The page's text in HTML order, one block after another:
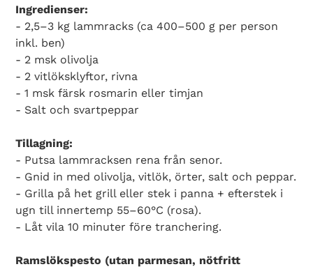
Ingredienser:
- 2,5–3 kg lammracks (ca 400–500 g per person
inkl. ben)
- 2 msk olivolja
- 2 vitlöksklyftor, rivna
- 1 msk färsk rosmarin eller timjan
- Salt och svartpeppar
Tillagning:
- Putsa lammracksen rena från senor.
- Gnid in med olivolja, vitlök, örter, salt och peppar.
- Grilla på het grill eller stek i panna + efterstek i
ugn till innertemp 55–60°C (rosa).
- Låt vila 10 minuter före tranchering.
Ramslökspesto (utan parmesan, nötfritt